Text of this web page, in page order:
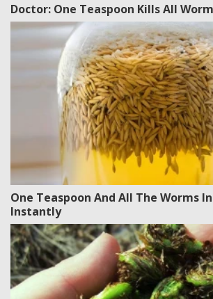
Doctor: One Teaspoon Kills All
One Teaspoon And All The Worms
Instantly